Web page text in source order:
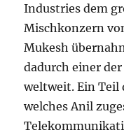
Industries dem
Mischkonzern
Mukesh
dadurch einer
weltweit. Ein Teil
welches Anil